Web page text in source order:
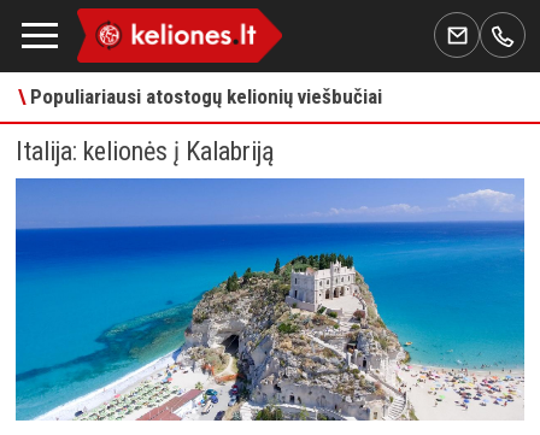
\Populiariausi atostogų kelionių viešbučiai
Italija: kelionės į Kalabriją